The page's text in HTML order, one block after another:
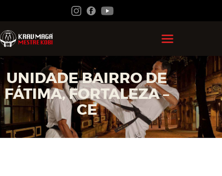
UNIDADE BAIRRO DE
FÁTIMA, FORTALEZA –
CE
HOME
GRÃO MESTRE KOBI
KRAV MAGA
FEDERAÇÃO